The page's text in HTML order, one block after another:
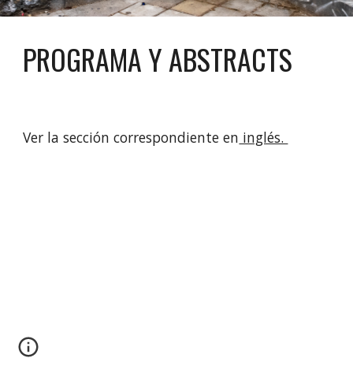
PROGRAMA Y ABSTRACTS
Ver la sección correspondiente en inglés.